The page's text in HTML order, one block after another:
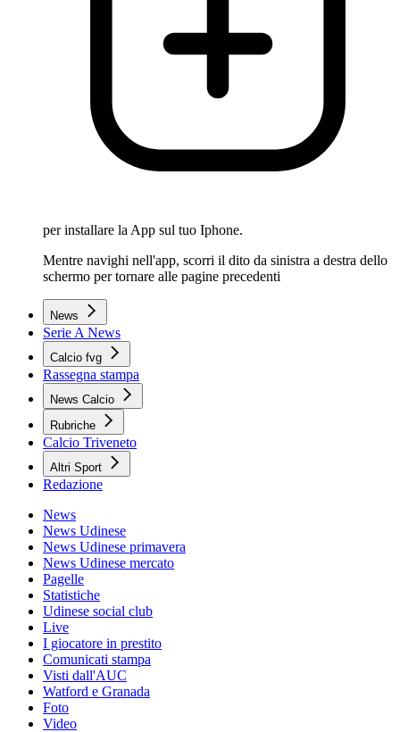
per installare la App sul tuo Iphone.
Mentre navighi nell'app, scorri il dito da sinistra a destra dello
schermo per tornare alle pagine precedenti
News
Serie A News
Calcio fvg
Rassegna stampa
News Calcio
Rubriche
Calcio Triveneto
Altri Sport
Redazione
News
News Udinese
News Udinese primavera
News Udinese mercato
Pagelle
Statistiche
Udinese social club
Live
I giocatore in prestito
Comunicati stampa
Visti dall'AUC
Watford e Granada
Foto
Video